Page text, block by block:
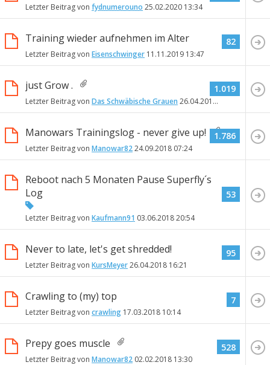
Letzter Beitrag von fydnumerouno 25.02.2020 13:34
Training wieder aufnehmen im Alter
Letzter Beitrag von Eisenschwinger 11.11.2019 13:47
82
just Grow .
Letzter Beitrag von Das Schwäbische Grauen 26.04.2019
1.019
Manowars Trainingslog - never give up!
Letzter Beitrag von Manowar8224.09.2018 07:24
1.786
Reboot nach 5 Monaten Pause Superfly´s
Log
Letzter Beitrag von Kaufmann91 03.06.201820:54
53
Never to late, let's get shredded!
Letzter Beitrag von KursMeyer26.04.2018 16:21
95
Crawling to (my) top
Letzter Beitrag von crawling 17.03.2018 10:14
7
Prepy goes muscle
Letzter Beitrag von Manowar82 02.02.2018 13:30
528